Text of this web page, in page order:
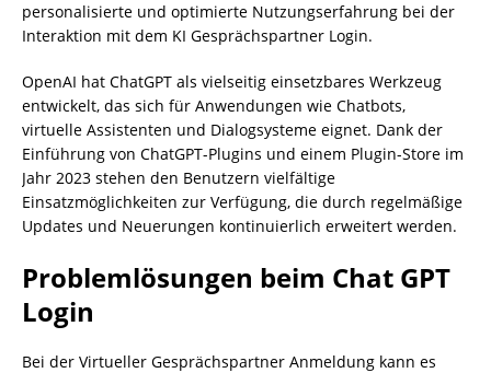
personalisierte und optimierte Nutzungserfahrung bei der
Interaktion mit dem KI Gesprächspartner Login.
OpenAI hat ChatGPT als vielseitig einsetzbares Werkzeug
entwickelt, das sich für Anwendungen wie Chatbots,
virtuelle Assistenten und Dialogsysteme eignet. Dank der
Einführung von ChatGPT-Plugins und einem Plugin-Store im
Jahr 2023 stehen den Benutzern vielfältige
Einsatzmöglichkeiten zur Verfügung, die durch regelmäßige
Updates und Neuerungen kontinuierlich erweitert werden.
Problemlösungen beim Chat GPT
Login
Bei der Virtueller Gesprächspartner Anmeldung kann es